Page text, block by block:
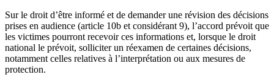
Sur le droit d’être informé et de demander une révision des décisions
prises en audience (article 10b et considérant 9), l’accord prévoit que
les victimes pourront recevoir ces informations et, lorsque le droit
national le prévoit, solliciter un réexamen de certaines décisions,
notamment celles relatives à l’interprétation ou aux mesures de
protection.